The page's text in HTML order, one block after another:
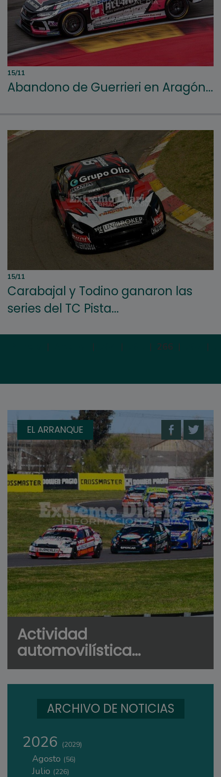
15/11
Abandono de Guerrieri en Aragón...
15/11
Carabajal y Todino ganaron las
series del TC Pista...
| | | | 266 | |
EL ARRANQUE
Actividad
automovilística...
ARCHIVO DE NOTICIAS
2026 (2029)
Agosto (56)
Julio (226)